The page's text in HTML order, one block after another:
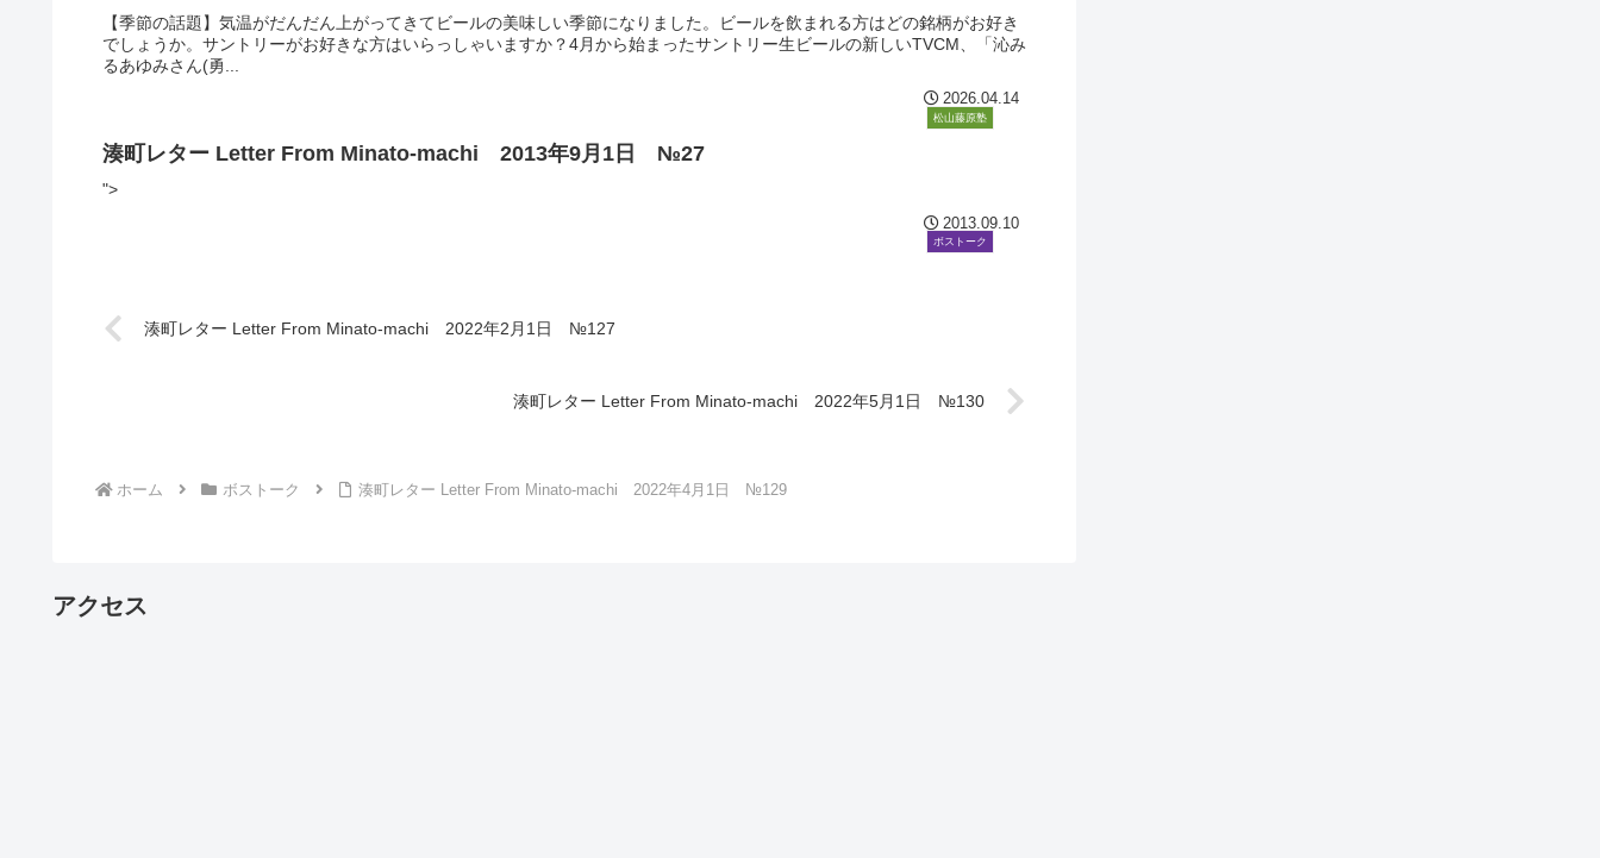
【季節の話題】気温がだんだん上がってきてビールの美味しい季節になりました。ビールを飲まれる方はどの銘柄がお好き
でしょうか。サントリーがお好きな方はいらっしゃいますか？4月から始まったサントリー生ビールの新しいTVCM、「沁み
るあゆみさん(勇...
2026.04.14
ボストーク
松山藤原塾
湊町レター Letter From Minato-machi 2013年9月1日 №27
">
2013.09.10
ボストーク
湊町レター Letter From Minato-machi 2022年2月1日 №127
湊町レター Letter From Minato-machi 2022年5月1日 №130
ホーム ボストーク 湊町レター Letter From Minato-machi 2022年4月1日 №129
アクセス